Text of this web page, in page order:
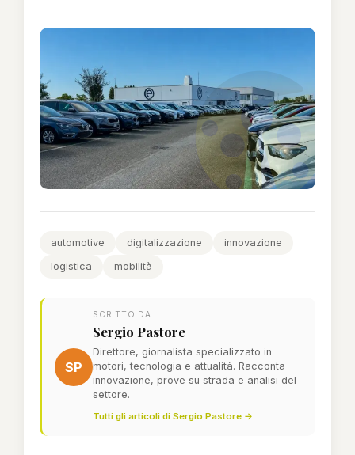
automotive digitalizzazione
innovazione
logistica
mobilità
SP
SCRITTO DA
Sergio Pastore
Direttore, giornalista specializzato in
motori, tecnologia e attualità. Racconta
innovazione, prove su strada e analisi del
settore.
Tutti gli articoli di Sergio Pastore →